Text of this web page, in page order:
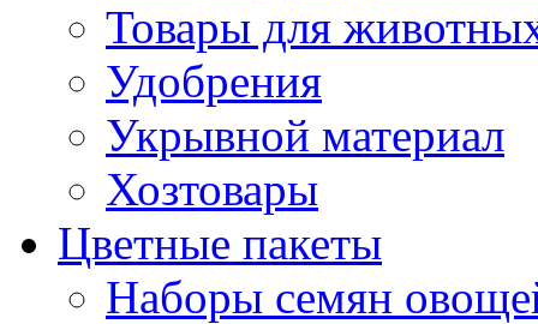
Товары для
Удобрения
Укрывной материал
Хозтовары
Цветные пакеты
Наборы семян